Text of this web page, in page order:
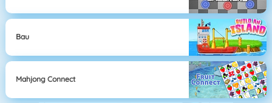
Bau
Mahjong Connect